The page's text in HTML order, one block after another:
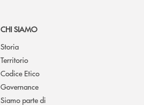
CHI SIAMO
Storia
Territorio
Codice Etico
Governance
Siamo parte di